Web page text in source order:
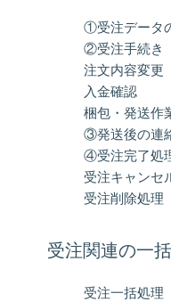
①受注データ
②受注手続き
注文内容変更
入金確認
梱包・発送作
③発送後の連
④受注完了処
受注キャンセ
受注削除処理
受注関連の一
受注一括処理